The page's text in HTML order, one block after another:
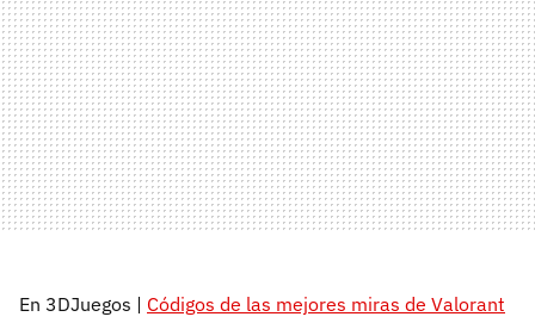
En 3DJuegos | Códigos de las mejores miras de Valorant